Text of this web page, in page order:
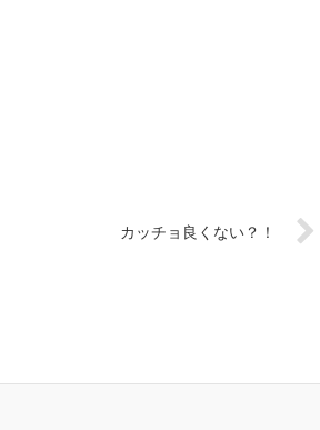
カッチョ良くない？！